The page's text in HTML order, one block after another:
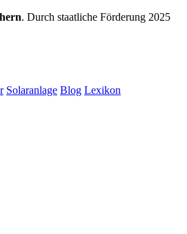
. Durch staatliche Förderung 2025
Solaranlage Blog Lexikon